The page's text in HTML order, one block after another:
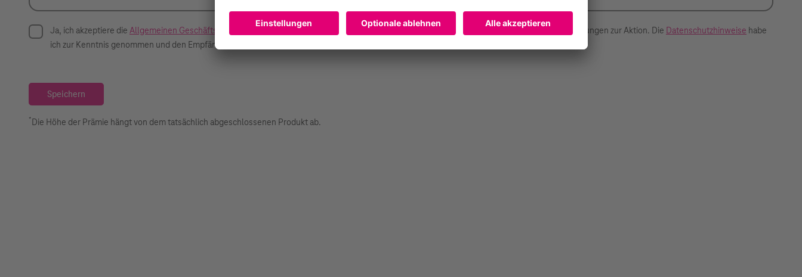
Ja, ich akzeptiere die Allgemeinen Geschäftsbedingungen (AGB) , die Bedingungen für eine erfolgreiche Prämierung sowie die Teilnahmebedingungen zur Aktion. Die Datenschutzhinweise habe
ich zur Kenntnis genommen und den Empfänger der Empfehlung auf die
Speichern
*Die Höhe der Prämie hängt von dem tatsächlich abgeschlossenen Produkt ab.